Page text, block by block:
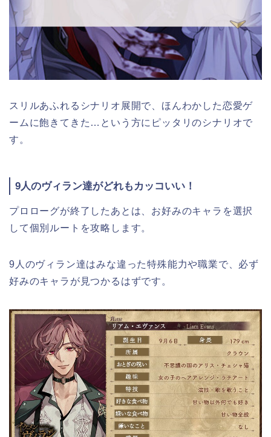
スリルあふれるシナリオ展開で、ほんわかした恋愛ゲ
ームに飽きてきた…という方にピッタリのシナリオで
す。
9人のヴィラン達がどれもカッコいい！
プロローグが終了したあとは、お好みのキャラを選択
して個別ルートを攻略します。
9人のヴィラン達はみな違った特殊能力や職業で、必ず
好みのキャラが見つかるはずです。